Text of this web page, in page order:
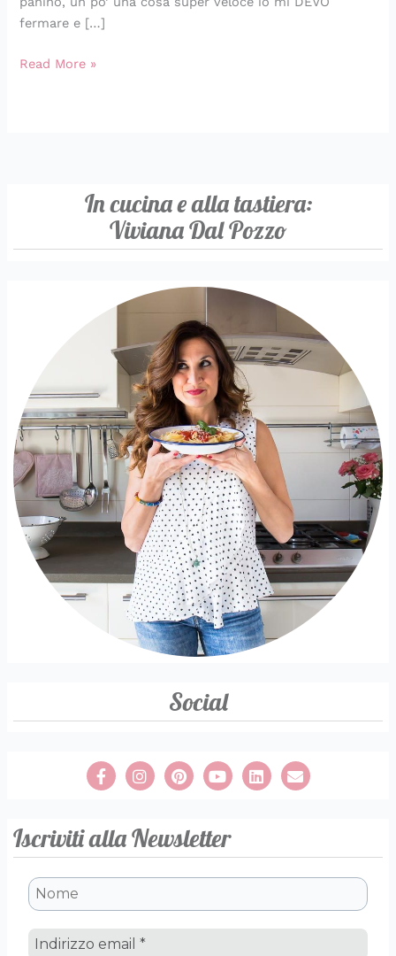
fermare e […]
Read More »
In cucina e alla tastiera:
Viviana Dal Pozzo
Social
Iscriviti alla Newsletter